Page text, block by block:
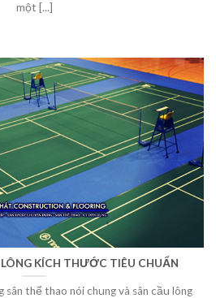
một [...]
KÍCH THƯỚC TIÊU CHUẨN
sân thể thao nói chung và sân cầu lông